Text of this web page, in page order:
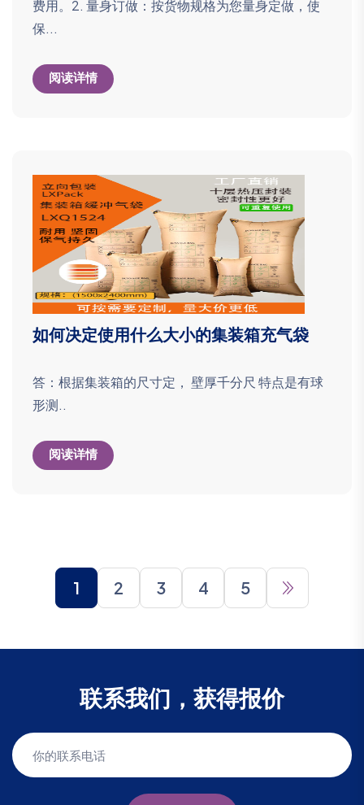
费用。2. 量身订做：按货物规格为您量身定做，使
保...
阅读详情
如何决定使用什么大小的集装箱充气袋
答：根据集装箱的尺寸定， 壁厚千分尺 特点是有球
形测..
阅读详情
1 2 3 4 5
联系我们，获得报价